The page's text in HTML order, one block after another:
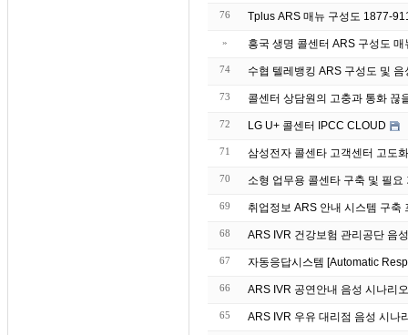
76 Tplus ARS 매뉴 구성도 1877-
» 흥국 생명 콜센터 ARS 구성도
74 수협 텔레뱅킹 ARS 구성도 및
73 콜센터 상담원의 고충과 통화 끊
72 LG U+ 콜센터 IPCC CLOUD
71 삼성전자 콜센타 고객센터 고도
70 소형 업무용 콜센타 구축 및 필요
69 취업정보 ARS 안내 시스템 구축
68 ARS IVR 건강보험 관리공단 음
67 자동응답시스템 [Automatic
66 ARS IVR 공연안내 음성 시나리
65 ARS IVR 우유 대리점 음성 시나